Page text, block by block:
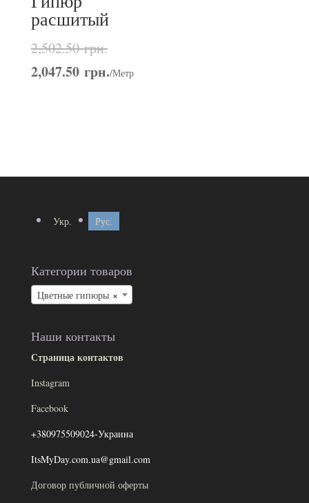
расшитый
2,502.50грн.
2,047.50 грн./Метр
Укр. Рус.
Категории товаров
×
Цветные гипюры
Наши контакты
Страница контактов
Instagram
Facebook
+380975509024-Украина
ItsMyDay.com.ua@gmail.com
Договор публичной оферты